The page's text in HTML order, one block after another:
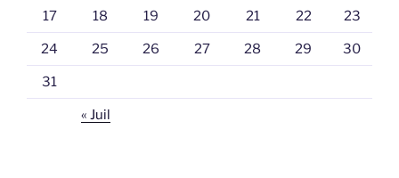
17 18 19 20 21 22 23
24 25 26 27 28 29 30
31
« Juil